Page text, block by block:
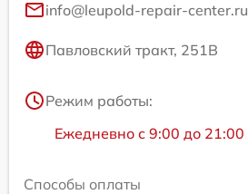
info@leupold-repair-center.ru
Павловский тракт, 251В
Режим работы:
Ежедневно с 9:00 до 21:00
Способы оплаты